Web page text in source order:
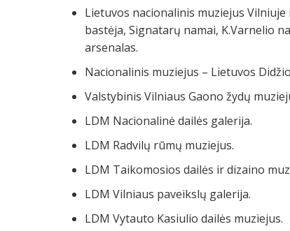
Lietuvos nacionalinis muziejus
bastėja, Signatarų namai, K.Varnelio
arsenalas.
Nacionalinis muziejus – Lietuvos
Valstybinis Vilniaus Gaono žydų
LDM Nacionalinė dailės galerija.
LDM Radvilų rūmų muziejus.
LDM Taikomosios dailės ir dizaino
LDM Vilniaus paveikslų galerija.
LDM Vytauto Kasiulio dailės muziejus.